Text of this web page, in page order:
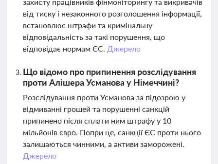
від тиску і незаконного розголошення інформації,
встановлює штрафи та кримінальну
відповідальність за такі порушення, що
відповідає нормам ЄС. Джерело
Що відомо про припинення розслідування
проти Алішера Усманова у Німеччині?
Розслідування проти Усманова за підозрою у
відмиванні грошей та порушенні санкцій
припинено після сплати ним штрафу у 10
мільйонів євро. Попри це, санкції ЄС проти нього
залишаються чинними, а активи заморожені.
Джерело